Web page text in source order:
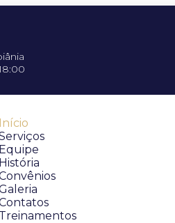
Início
Equipe
História
Treinamentos